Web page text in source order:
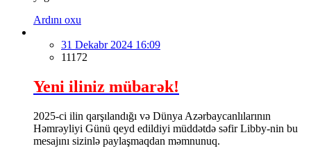
Ardını oxu
31 Dekabr 2024 16:09
11172
Yeni iliniz mübarək!
2025-ci ilin qarşılandığı və Dünya Azərbaycanlılarının
Həmrəyliyi Günü qeyd edildiyi müddətdə səfir Libby-nin bu
mesajını sizinlə paylaşmaqdan məmnunuq.